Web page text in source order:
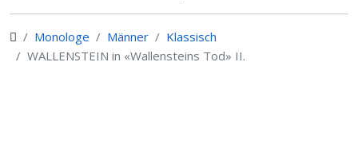
Monologe Männer
Klassisch
WALLENSTEIN in «Wallensteins Tod» II.